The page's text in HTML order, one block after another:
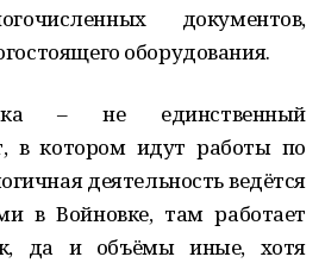
документов,
оборудования.
– не единственный
в котором идут работы по
деятельность ведётся
в Войновке, там работает
да и объёмы иные, хотя